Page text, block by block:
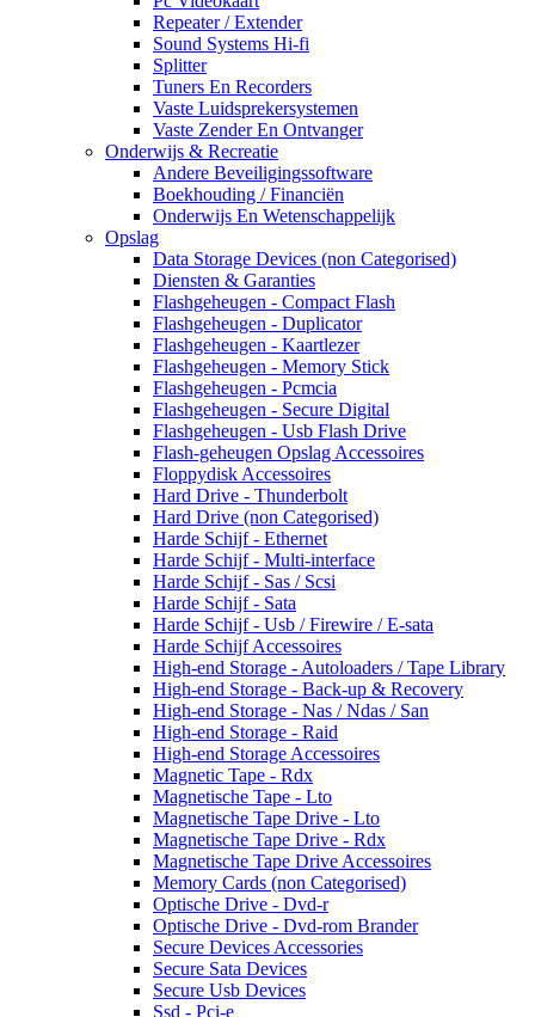
Repeater / Extender
Sound Systems Hi-fi
Splitter
Tuners En Recorders
Vaste Luidsprekersystemen
Vaste Zender En Ontvanger
Onderwijs & Recreatie
Andere Beveiligingssoftware
Boekhouding / Financiën
Onderwijs En Wetenschappelijk
Opslag
Data Storage Devices (non Categorised)
Diensten & Garanties
Flashgeheugen - Compact Flash
Flashgeheugen - Duplicator
Flashgeheugen - Kaartlezer
Flashgeheugen - Memory Stick
Flashgeheugen - Pcmcia
Flashgeheugen - Secure Digital
Flashgeheugen - Usb Flash Drive
Flash-geheugen Opslag Accessoires
Floppydisk Accessoires
Hard Drive - Thunderbolt
Hard Drive (non Categorised)
Harde Schijf - Ethernet
Harde Schijf - Multi-interface
Harde Schijf - Sas / Scsi
Harde Schijf - Sata
Harde Schijf - Usb / Firewire / E-sata
Harde Schijf Accessoires
High-end Storage - Autoloaders / Tape Library
High-end Storage - Back-up & Recovery
High-end Storage - Nas / Ndas / San
High-end Storage - Raid
High-end Storage Accessoires
Magnetic Tape - Rdx
Magnetische Tape - Lto
Magnetische Tape Drive - Lto
Magnetische Tape Drive - Rdx
Magnetische Tape Drive Accessoires
Memory Cards (non Categorised)
Optische Drive - Dvd-r
Optische Drive - Dvd-rom Brander
Secure Devices Accessories
Secure Sata Devices
Secure Usb Devices
Ssd - Pci-e